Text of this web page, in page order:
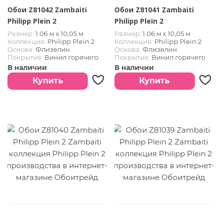
Обои Z81042 Zambaiti
Philipp Plein 2
Размер: 1.06 м х 10,05 м
Коллекция: Philipp Plein 2
Основа: Флизелин
Покрытие: Винил горячего
тиснения
В наличии
Купить
Обои Z81041 Zambaiti
Philipp Plein 2
Размер: 1.06 м х 10,05 м
Коллекция: Philipp Plein 2
Основа: Флизелин
Покрытие: Винил горячего
тиснения
В наличии
Купить